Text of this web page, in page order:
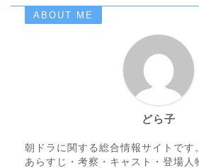
ABOUT ME
どら子
朝ドラに関する総合情報サイトです
あらすじ・考察・キャスト・登場人